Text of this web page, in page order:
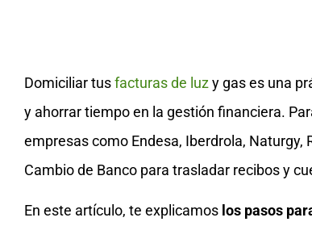
Domiciliar tusfacturas de luzy gas es una
y ahorrar tiempo en la gestión financiera.
empresas como Endesa, Iberdrola, Naturgy,
Cambio de Banco para trasladar recibos y
En este artículo, te explicamos los pasos